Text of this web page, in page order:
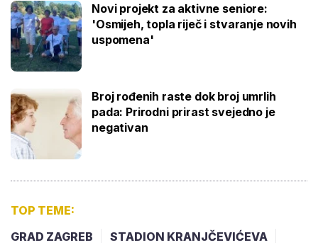
Novi projekt za aktivne seniore:
'Osmijeh, topla riječ i stvaranje novih
uspomena'
Broj rođenih raste dok broj umrlih
pada: Prirodni prirast svejedno je
negativan
TOP TEME:
GRAD ZAGREB
STADION KRANJČEVIĆEVA